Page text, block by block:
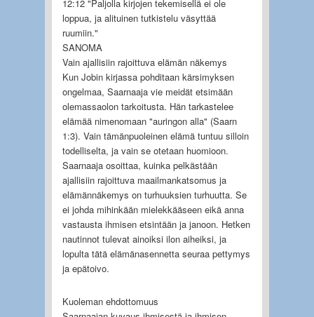
12:12 "Paljolla kirjojen tekemisellä ei ole
loppua, ja alituinen tutkistelu väsyttää
ruumiin."
SANOMA
Vain ajallisiin rajoittuva elämän näkemys
Kun Jobin kirjassa pohditaan kärsimyksen
ongelmaa, Saarnaaja vie meidät etsimään
olemassaolon tarkoitusta. Hän tarkastelee
elämää nimenomaan "auringon alla" (Saarn
1:3). Vain tämänpuoleinen elämä tuntuu silloin
todelliselta, ja vain se otetaan huomioon.
Saarnaaja osoittaa, kuinka pelkästään
ajallisiin rajoittuva maailmankatsomus ja
elämännäkemys on turhuuksien turhuutta. Se
ei johda mihinkään mielekkääseen eikä anna
vastausta ihmisen etsintään ja janoon. Hetken
nautinnot tulevat ainoiksi ilon aiheiksi, ja
lopulta tätä elämänasennetta seuraa pettymys
ja epätoivo.
Kuoleman ehdottomuus